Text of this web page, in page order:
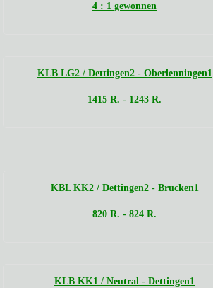
4 : 1 gewonnen
KLB LG2 / Dettingen2 - Oberlenningen1
1415 R. - 1243 R.
KBL KK2 / Dettingen2 - Brucken1
820 R. - 824 R.
KLB KK1 / Neutral - Dettingen1